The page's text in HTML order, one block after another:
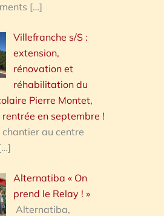
[…]
Villefranche s/S :
extension,
rénovation et
réhabilitation du
Pierre Montet,
rentrée en septembre !
au centre
Alternatiba « On
prend le Relay ! »
Alternatiba,